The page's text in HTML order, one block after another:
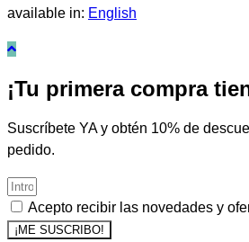
available in: English
¡Tu primera compra
Suscríbete YA y obtén 10% de
pedido.
Acepto recibir las novedades y
¡ME SUSCRIBO!